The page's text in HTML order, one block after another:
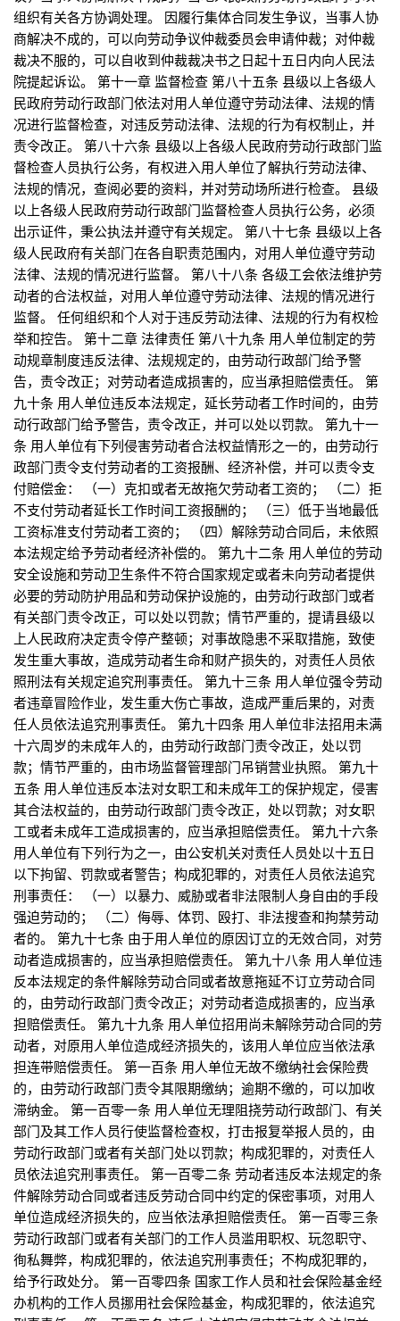
组织有关各方协调处理。 因履行集体合同发生争议，当事人协
商解决不成的，可以向劳动争议仲裁委员会申请仲裁；对仲裁
裁决不服的，可以自收到仲裁裁决书之日起十五日内向人民法
院提起诉讼。 第十一章 监督检查 第八十五条 县级以上各级人
民政府劳动行政部门依法对用人单位遵守劳动法律、法规的情
况进行监督检查，对违反劳动法律、法规的行为有权制止，并
责令改正。 第八十六条 县级以上各级人民政府劳动行政部门监
督检查人员执行公务，有权进入用人单位了解执行劳动法律、
法规的情况，查阅必要的资料，并对劳动场所进行检查。 县级
以上各级人民政府劳动行政部门监督检查人员执行公务，必须
出示证件，秉公执法并遵守有关规定。 第八十七条 县级以上各
级人民政府有关部门在各自职责范围内，对用人单位遵守劳动
法律、法规的情况进行监督。 第八十八条 各级工会依法维护劳
动者的合法权益，对用人单位遵守劳动法律、法规的情况进行
监督。 任何组织和个人对于违反劳动法律、法规的行为有权检
举和控告。 第十二章 法律责任 第八十九条 用人单位制定的劳
动规章制度违反法律、法规规定的，由劳动行政部门给予警
告，责令改正；对劳动者造成损害的，应当承担赔偿责任。 第
九十条 用人单位违反本法规定，延长劳动者工作时间的，由劳
动行政部门给予警告，责令改正，并可以处以罚款。 第九十一
条 用人单位有下列侵害劳动者合法权益情形之一的，由劳动行
政部门责令支付劳动者的工资报酬、经济补偿，并可以责令支
付赔偿金： （一）克扣或者无故拖欠劳动者工资的； （二）拒
不支付劳动者延长工作时间工资报酬的； （三）低于当地最低
工资标准支付劳动者工资的； （四）解除劳动合同后，未依照
本法规定给予劳动者经济补偿的。 第九十二条 用人单位的劳动
安全设施和劳动卫生条件不符合国家规定或者未向劳动者提供
必要的劳动防护用品和劳动保护设施的，由劳动行政部门或者
有关部门责令改正，可以处以罚款；情节严重的，提请县级以
上人民政府决定责令停产整顿；对事故隐患不采取措施，致使
发生重大事故，造成劳动者生命和财产损失的，对责任人员依
照刑法有关规定追究刑事责任。 第九十三条 用人单位强令劳动
者违章冒险作业，发生重大伤亡事故，造成严重后果的，对责
任人员依法追究刑事责任。 第九十四条 用人单位非法招用未满
十六周岁的未成年人的，由劳动行政部门责令改正，处以罚
款；情节严重的，由市场监督管理部门吊销营业执照。 第九十
五条 用人单位违反本法对女职工和未成年工的保护规定，侵害
其合法权益的，由劳动行政部门责令改正，处以罚款；对女职
工或者未成年工造成损害的，应当承担赔偿责任。 第九十六条
用人单位有下列行为之一，由公安机关对责任人员处以十五日
以下拘留、罚款或者警告；构成犯罪的，对责任人员依法追究
刑事责任： （一）以暴力、威胁或者非法限制人身自由的手段
强迫劳动的； （二）侮辱、体罚、殴打、非法搜查和拘禁劳动
者的。 第九十七条 由于用人单位的原因订立的无效合同，对劳
动者造成损害的，应当承担赔偿责任。 第九十八条 用人单位违
反本法规定的条件解除劳动合同或者故意拖延不订立劳动合同
的，由劳动行政部门责令改正；对劳动者造成损害的，应当承
担赔偿责任。 第九十九条 用人单位招用尚未解除劳动合同的劳
动者，对原用人单位造成经济损失的，该用人单位应当依法承
担连带赔偿责任。 第一百条 用人单位无故不缴纳社会保险费
的，由劳动行政部门责令其限期缴纳；逾期不缴的，可以加收
滞纳金。 第一百零一条 用人单位无理阻挠劳动行政部门、有关
部门及其工作人员行使监督检查权，打击报复举报人员的，由
劳动行政部门或者有关部门处以罚款；构成犯罪的，对责任人
员依法追究刑事责任。 第一百零二条 劳动者违反本法规定的条
件解除劳动合同或者违反劳动合同中约定的保密事项，对用人
单位造成经济损失的，应当依法承担赔偿责任。 第一百零三条
劳动行政部门或者有关部门的工作人员滥用职权、玩忽职守、
徇私舞弊，构成犯罪的，依法追究刑事责任；不构成犯罪的，
给予行政处分。 第一百零四条 国家工作人员和社会保险基金经
办机构的工作人员挪用社会保险基金，构成犯罪的，依法追究